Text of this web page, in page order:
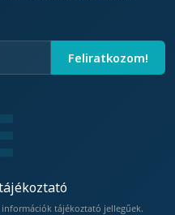
tájékoztató jellegűek.